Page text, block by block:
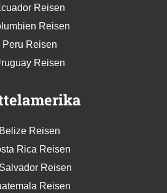
Reisen
Reisen
Peru Reisen
Reisen
Belize Reisen
Rica Reisen
Reisen
Reisen